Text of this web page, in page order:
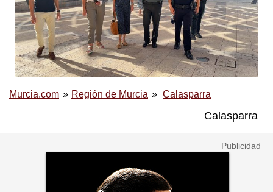
Murcia.com Región de Murcia Calasparra
Calasparra